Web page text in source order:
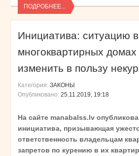
ПОДРОБНЕЕ...
Инициатива: ситуацию в
многоквартирных
изменить в пользу
Категория: ЗАКОНЫ
Опубликовано: 25.11.2019, 19:18
На сайте manabalss.lv
инициатива, призывающая
ответственность владельцам
запретов по курению в их